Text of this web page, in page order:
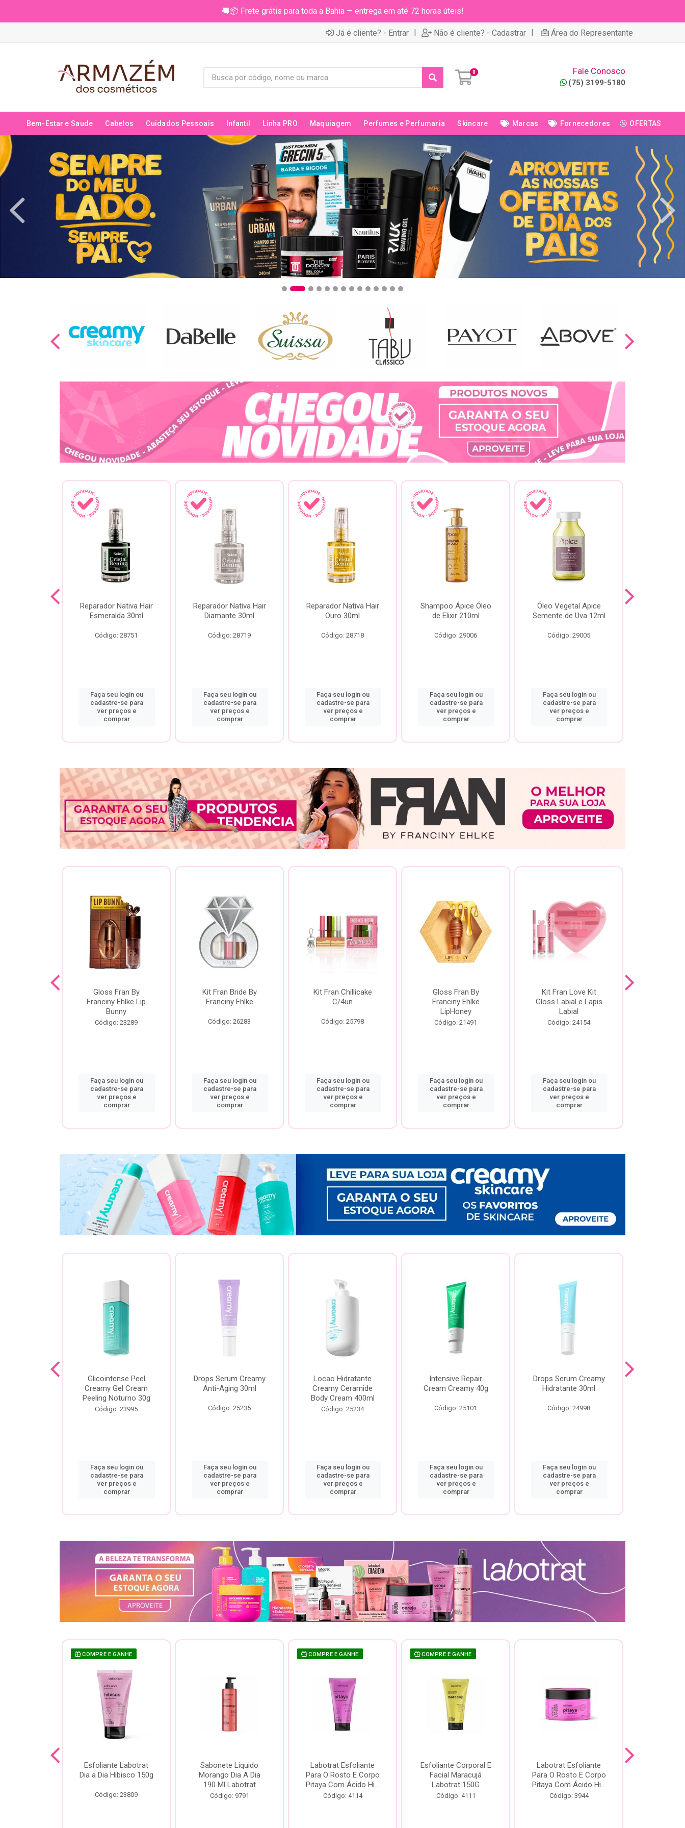
🚚📦 Frete grátis para toda a Bahia — entrega em até 72 horas úteis!
Já é cliente? - Entrar | Não é cliente? - Cadastrar | Área do Representante
0 Fale Conosco
(75) 3199-5180
Bem-Estar e Saude Cabelos Cuidados Pessoais Infantil Linha PRO Maquiagem Perfumes e Perfumaria Skincare Marcas Fornecedores OFERTAS
Reparador Nativa Hair
Esmeralda 30ml
Código: 28751
Faça seu login ou
cadastre-se para
ver preços e
comprar
Reparador Nativa Hair
Diamante 30ml
Código: 28719
Faça seu login ou
cadastre-se para
ver preços e
comprar
Reparador Nativa Hair
Ouro 30ml
Código: 28718
Faça seu login ou
cadastre-se para
ver preços e
comprar
Shampoo Ápice Óleo
de Elixir 210ml
Código: 29006
Faça seu login ou
cadastre-se para
ver preços e
comprar
Óleo Vegetal Apice
Semente de Uva 12ml
Código: 29005
Faça seu login ou
cadastre-se para
ver preços e
comprar
Gloss Fran By
Franciny Ehlke Lip
Bunny
Código: 23289
Faça seu login ou
cadastre-se para
ver preços e
comprar
Kit Fran Bride By
Franciny Ehlke
Código: 26283
Faça seu login ou
cadastre-se para
ver preços e
comprar
Kit Fran Chillicake
C/4un
Código: 25798
Faça seu login ou
cadastre-se para
ver preços e
comprar
Gloss Fran By
Franciny Ehlke
LipHoney
Código: 21491
Faça seu login ou
cadastre-se para
ver preços e
comprar
Kit Fran Love Kit
Gloss Labial e Lapis
Labial
Código: 24154
Faça seu login ou
cadastre-se para
ver preços e
comprar
Glicointense Peel
Creamy Gel Cream
Peeling Noturno 30g
Código: 23995
Faça seu login ou
cadastre-se para
ver preços e
comprar
Drops Serum Creamy
Anti-Aging 30ml
Código: 25235
Faça seu login ou
cadastre-se para
ver preços e
comprar
Locao Hidratante
Creamy Ceramide
Body Cream 400ml
Código: 25234
Faça seu login ou
cadastre-se para
ver preços e
comprar
Intensive Repair
Cream Creamy 40g
Código: 25101
Faça seu login ou
cadastre-se para
ver preços e
comprar
Drops Serum Creamy
Hidratante 30ml
Código: 24998
Faça seu login ou
cadastre-se para
ver preços e
comprar
COMPRE E GANHE
Esfoliante Labotrat
Dia a Dia Hibisco 150g
Código: 23809
Sabonete Liquido
Morango Dia A Dia
190 Ml Labotrat
Código: 9791
COMPRE E GANHE
Labotrat Esfoliante
Para O Rosto E Corpo
Pitaya Com Ácido Hi...
Código: 4114
COMPRE E GANHE
Esfoliante Corporal E
Facial Maracujá
Labotrat 150G
Código: 4111
Labotrat Esfoliante
Para O Rosto E Corpo
Pitaya Com Ácido Hi...
Código: 3944